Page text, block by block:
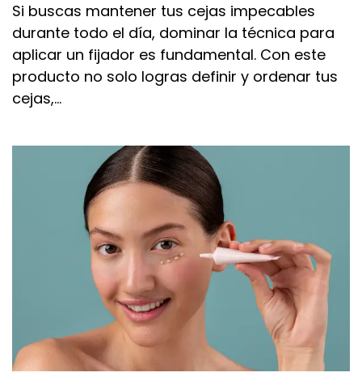
Si buscas mantener tus cejas impecables
durante todo el día, dominar la técnica para
aplicar un fijador es fundamental. Con este
producto no solo logras definir y ordenar tus
cejas,…